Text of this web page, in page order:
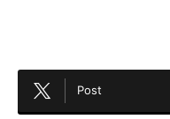
Post